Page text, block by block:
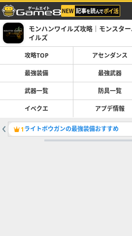
モンハンワイルズ攻略｜モンスタ
イルズ
攻略TOP アセンダンス
最強装備 最強武器
武器一覧 防具一覧
イベクエ アプデ情報
1ライトボウガンの最強装備おすすめ